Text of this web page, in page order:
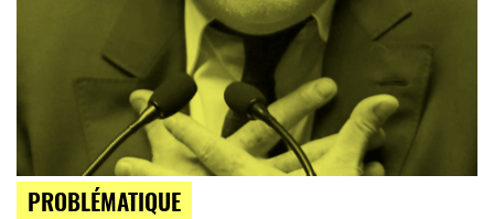
PROBLÉMATIQUE